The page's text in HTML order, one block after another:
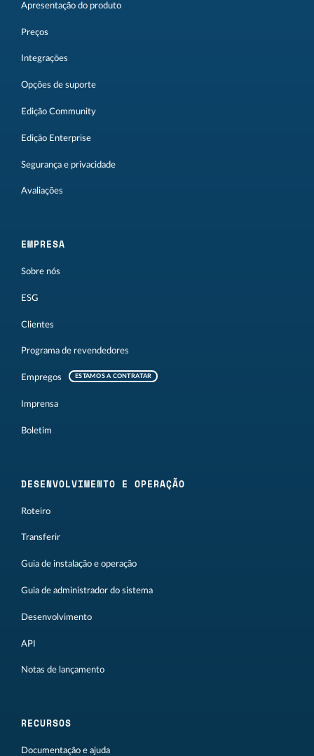
Apresentação do produto
Preços
Integrações
Opções de suporte
Edição Community
Edição Enterprise
Segurança e privacidade
Avaliações
EMPRESA
Sobre nós
ESG
Clientes
Programa de revendedores
Empregos ESTAMOS A CONTRATAR
Imprensa
Boletim
DESENVOLVIMENTO E OPERAÇÃO
Roteiro
Transferir
Guia de instalação e operação
Guia de administrador do sistema
Desenvolvimento
API
Notas de lançamento
RECURSOS
Documentação e ajuda